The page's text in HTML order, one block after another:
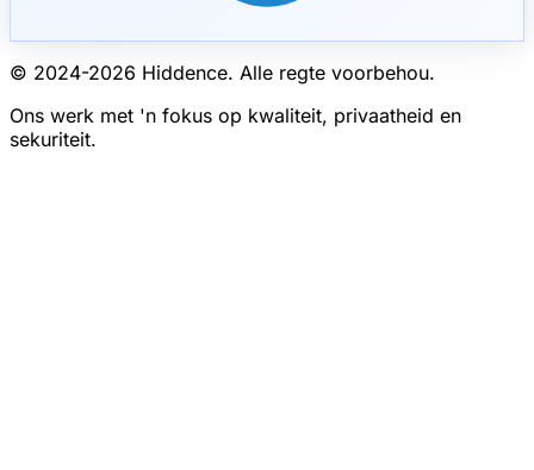
© 2024-2026 Hiddence. Alle regte voorbehou.
Ons werk met 'n fokus op kwaliteit, privaatheid en
sekuriteit.